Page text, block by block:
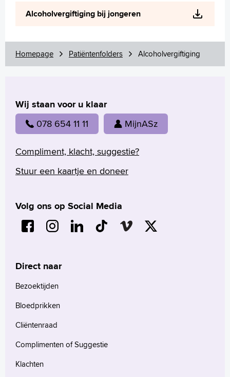
Language
Zoeken
Français
Polski
Türkçe
Arabisch
Alcoholvergiftiging bij jongeren
Homepage Patiëntenfolders Alcoholvergiftiging
Wij staan voor u klaar
078 654 11 11 MijnASz
Compliment, klacht, suggestie?
Stuur een kaartje en doneer
Volg ons op Social Media
Direct naar
Bezoektijden
Bloedprikken
Cliëntenraad
Complimenten of Suggestie
Klachten